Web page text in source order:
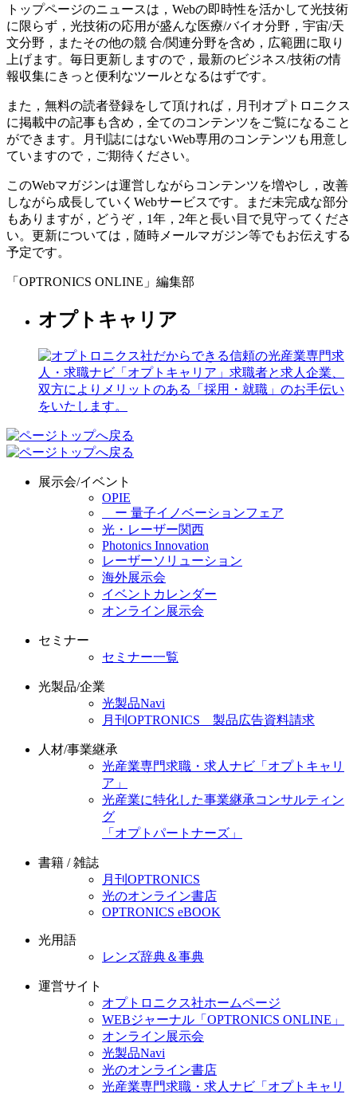
トップページのニュースは，Webの即時性を活かして光技術
に限らず，光技術の応用が盛んな医療/バイオ分野，宇宙/天
文分野，またその他の競 合/関連分野を含め，広範囲に取り
上げます。毎日更新しますので，最新のビジネス/技術の情
報収集にきっと便利なツールとなるはずです。
また，無料の読者登録をして頂ければ，月刊オプトロニクス
に掲載中の記事も含め，全てのコンテンツをご覧になること
ができます。月刊誌にはないWeb専用のコンテンツも用意し
ていますので，ご期待ください。
このWebマガジンは運営しながらコンテンツを増やし，改善
しながら成長していくWebサービスです。まだ未完成な部分
もありますが，どうぞ，1年，2年と長い目で見守ってくださ
い。更新については，随時メールマガジン等でもお伝えする
予定です。
「OPTRONICS ONLINE」編集部
オプトキャリア
展示会/イベント
OPIE
ー 量子イノベーションフェア
光・レーザー関西
Photonics Innovation
レーザーソリューション
海外展示会
イベントカレンダー
オンライン展示会
セミナー
セミナー一覧
光製品/企業
光製品Navi
月刊OPTRONICS 製品広告資料請求
人材/事業継承
光産業専門求職・求人ナビ「オプトキャリ
ア」
光産業に特化した事業継承コンサルティン
グ
「オプトパートナーズ」
書籍 / 雑誌
月刊OPTRONICS
光のオンライン書店
OPTRONICS eBOOK
光用語
レンズ辞典＆事典
運営サイト
オプトロニクス社ホームページ
WEBジャーナル「OPTRONICS ONLINE」
オンライン展示会
光製品Navi
光のオンライン書店
光産業専門求職・求人ナビ「オプトキャリ